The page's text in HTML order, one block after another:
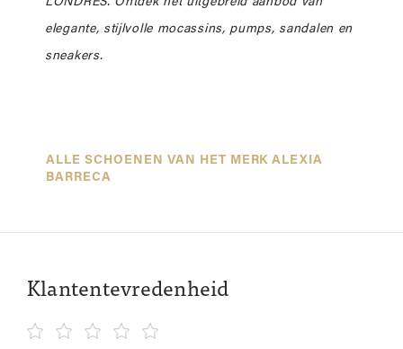
elegante, stijlvolle mocassins, pumps, sandalen en
sneakers.
ALLE SCHOENEN VAN HET MERK ALEXIA
BARRECA
Klantentevredenheid